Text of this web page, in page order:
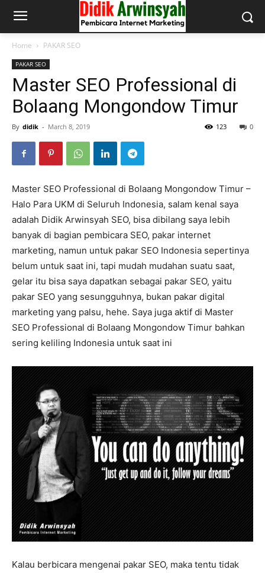
Home PAKAR SEO
PAKAR SEO
Master SEO Professional di
Bolaang Mongondow Timur
By didik - March 8, 2019 0
123
Master SEO Professional di Bolaang Mongondow Timur –
Halo Para UKM di Seluruh Indonesia, salam kenal saya
adalah Didik Arwinsyah SEO, bisa dibilang saya lebih
banyak di bagian pembicara SEO, pakar internet
marketing, namun untuk pakar SEO Indonesia sepertinya
belum untuk saat ini, tapi mudah mudahan suatu saat,
gelar itu bisa saya dapatkan sebagai pakar SEO, yaitu
pakar SEO yang sesungguhnya, bukan pakar digital
marketing yang palsu, hehe. Saya juga aktif di Master
SEO Professional di Bolaang Mongondow Timur bahkan
sering keliling Indonesia untuk saat ini
Kalau berbicara mengenai pakar SEO, maka tentu tidak